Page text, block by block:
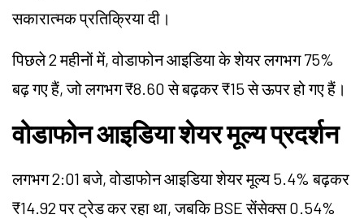
सकारात्मक प्रतिक्रिया दी।
पिछले 2 महीनों में, वोडाफोन आइडिया के शेयर लगभग 75%
बढ़ गए हैं, जो लगभग ₹8.60 से बढ़कर ₹15 से ऊपर हो गए हैं।
वोडाफोन आइडिया शेयर मूल्य प्रदर्शन
लगभग 2:01 बजे, वोडाफोन आइडिया शेयर मूल्य 5.4% बढ़कर
₹14.92 पर ट्रेड कर रहा था, जबकि BSE सेंसेक्स 0.54%